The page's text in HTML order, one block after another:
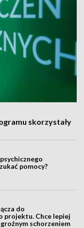
skorzystały
pomocy?
do
projektu. Chce lepiej
schorzeniem